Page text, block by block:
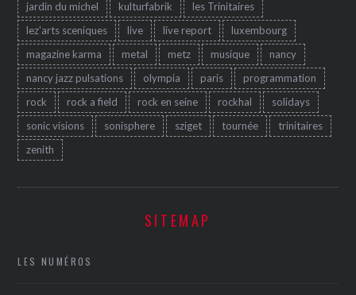
jardin du michel
kulturfabrik
les Trinitaires
lez'arts sceniques
live live report
luxembourg
magazine karma
metal metz musique
nancy
nancy jazz pulsations
olympia paris
programmation
rock
rock a field rock en seine rockhal
solidays
sonic visions
sonisphere sziget tournée
trinitaires
zenith
SITEMAP
LES NUMÉROS